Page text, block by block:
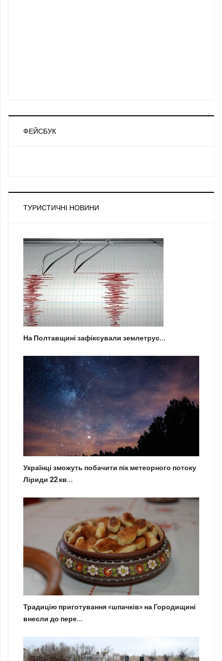
ФЕЙСБУК
ТУРИСТИЧНІ НОВИНИ
На Полтавщині зафіксували землетрус...
Українці зможуть побачити пік метеорного потоку
Ліриди 22 кв...
Традицію приготування «шпачків» на Городищині
внесли до пере...